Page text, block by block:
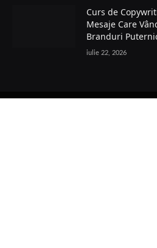
Curs de
Mesaje Care
Branduri
iulie 22, 2026